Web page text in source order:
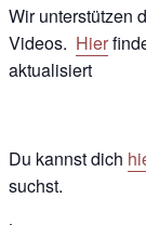
Wir unterstützen
Videos. Hier
aktualisiert
Du kannst dich
suchst.